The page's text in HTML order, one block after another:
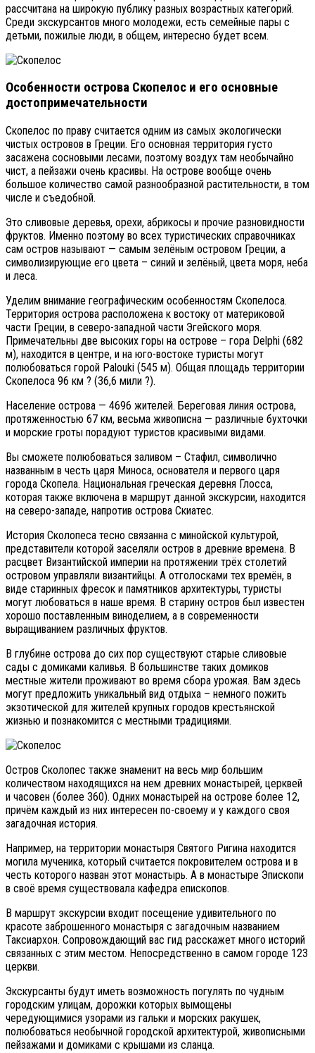
рассчитана на широкую публику разных возрастных категорий.
Среди экскурсантов много молодежи, есть семейные пары с
детьми, пожилые люди, в общем, интересно будет всем.
Особенности острова Скопелос и его основные
достопримечательности
Скопелос по праву считается одним из самых экологически
чистых островов в Греции. Его основная территория густо
засажена сосновыми лесами, поэтому воздух там необычайно
чист, а пейзажи очень красивы. На острове вообще очень
большое количество самой разнообразной растительности, в том
числе и съедобной.
Это сливовые деревья, орехи, абрикосы и прочие разновидности
фруктов. Именно поэтому во всех туристических справочниках
сам остров называют — самым зелёным островом Греции, а
символизирующие его цвета – синий и зелёный, цвета моря, неба
и леса.
Уделим внимание географическим особенностям Скопелоса.
Территория острова расположена к востоку от материковой
части Греции, в северо-западной части Эгейского моря.
Примечательны две высоких горы на острове – гора Delphi (682
м), находится в центре, и на юго-востоке туристы могут
полюбоваться горой Palouki (545 м). Общая площадь территории
Скопелоса 96 км ? (36,6 мили ?).
Население острова — 4696 жителей. Береговая линия острова,
протяженностью 67 км, весьма живописна — различные бухточки
и морские гроты порадуют туристов красивыми видами.
Вы сможете полюбоваться заливом – Стафил, символично
названным в честь царя Миноса, основателя и первого царя
города Скопела. Национальная греческая деревня Глосса,
которая также включена в маршрут данной экскурсии, находится
на северо-западе, напротив острова Скиатес.
История Сколопеса тесно связанна с минойской культурой,
представители которой заселяли остров в древние времена. В
расцвет Византийской империи на протяжении трёх столетий
островом управляли византийцы. А отголосками тех времён, в
виде старинных фресок и памятников архитектуры, туристы
могут любоваться в наше время. В старину остров был известен
хорошо поставленным виноделием, а в современности
выращиванием различных фруктов.
В глубине острова до сих пор существуют старые сливовые
сады с домиками каливья. В большинстве таких домиков
местные жители проживают во время сбора урожая. Вам здесь
могут предложить уникальный вид отдыха – немного пожить
экзотической для жителей крупных городов крестьянской
жизнью и познакомится с местными традициями.
Остров Сколопес также знаменит на весь мир большим
количеством находящихся на нем древних монастырей, церквей
и часовен (более 360). Одних монастырей на острове более 12,
причём каждый из них интересен по-своему и у каждого своя
загадочная история.
Например, на территории монастыря Святого Ригина находится
могила мученика, который считается покровителем острова и в
честь которого назван этот монастырь. А в монастыре Эпископи
в своё время существовала кафедра епископов.
В маршрут экскурсии входит посещение удивительного по
красоте заброшенного монастыря с загадочным названием
Таксиархон. Сопровождающий вас гид расскажет много историй
связанных с этим местом. Непосредственно в самом городе 123
церкви.
Экскурсанты будут иметь возможность погулять по чудным
городским улицам, дорожки которых вымощены
чередующимися узорами из гальки и морских ракушек,
полюбоваться необычной городской архитектурой, живописными
пейзажами и домиками с крышами из сланца.